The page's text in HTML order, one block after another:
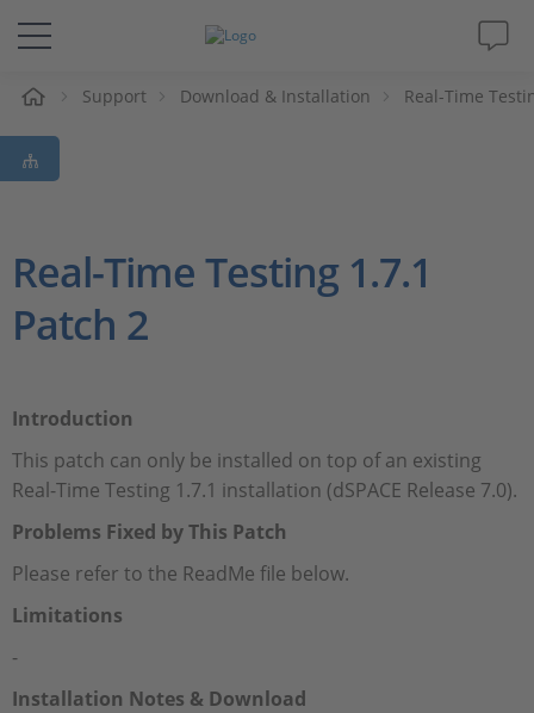
Lösungen & Produkte
Support
Magazin
Karriere
Support Download & Installation Real-Time
Real-Time Testing 1.7.1
Patch 2
Introduction
This patch can only be installed on top of an existing
Real-Time Testing 1.7.1 installation (dSPACE Release 7.0).
Problems Fixed by This Patch
Please refer to the ReadMe file below.
Limitations
-
Installation Notes & Download